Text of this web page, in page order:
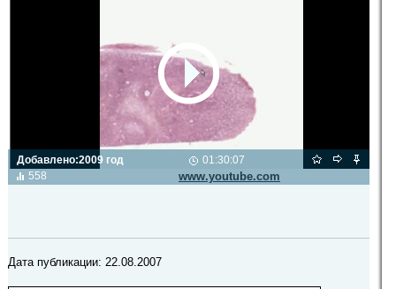
Добавлено:2009 год
558
01:30:07
Видео транслируется с сайта www.youtube.com
Дата публикации: 22.08.2007